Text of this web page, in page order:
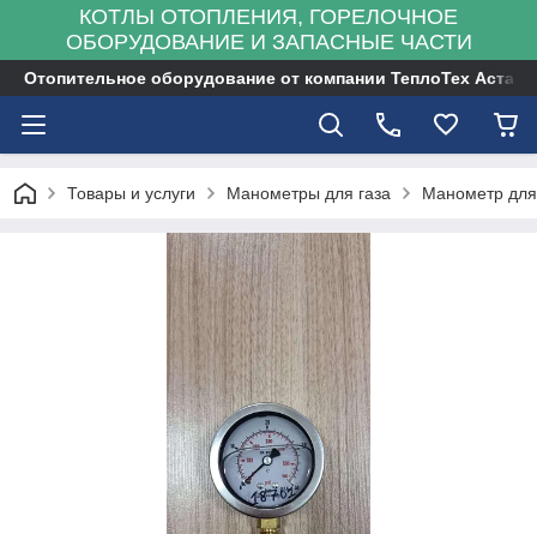
КОТЛЫ ОТОПЛЕНИЯ, ГОРЕЛОЧНОЕ
ОБОРУДОВАНИЕ И ЗАПАСНЫЕ ЧАСТИ
Отопительное оборудование от компании ТеплоТех Астана
Товары и услуги Манометры для газа Манометр для